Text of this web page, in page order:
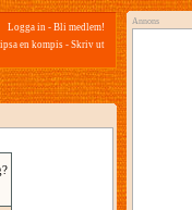
Logga in - Bli medlem!
en kompis - Skriv ut
Annons